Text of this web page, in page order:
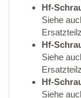
Hf-
Siehe
Hf-
Siehe
Hf-
Siehe